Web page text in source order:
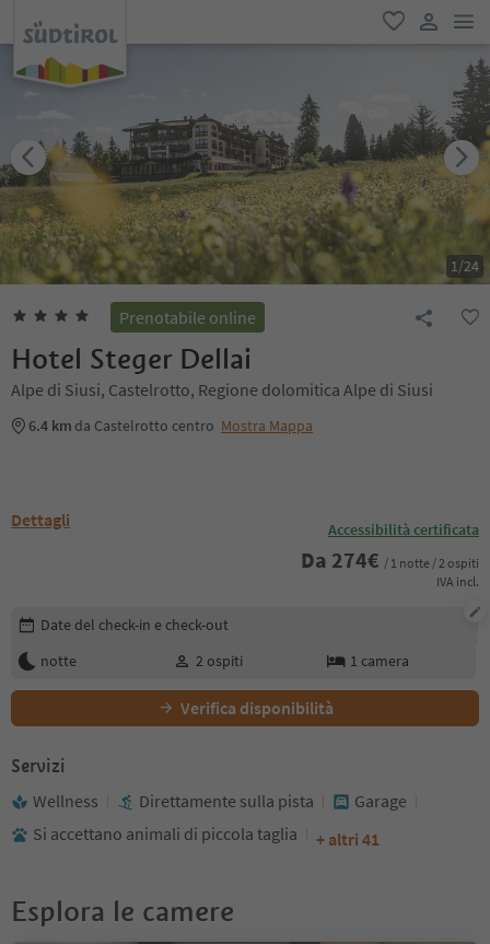
favoriti
1/24
Prenotabile online
Hotel Steger Dellai
Alpe di Siusi, Castelrotto, Regione dolomitica Alpe di Siusi
6.4 km da Castelrotto centro Mostra Mappa
Dettagli Accessibilità certificata
Da 274€ / 1 notte / 2 ospiti
IVA incl.
Modifica i dettagli della prenotazione
Date del check-in e check-out
notte
2 ospiti 1 camera
Verifica disponibilità
Servizi
Wellness Direttamente sulla pista
Garage
Si accettano animali di piccola taglia
+ altri 41
Esplora le camere